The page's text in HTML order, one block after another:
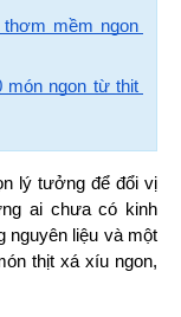
mềm ngon
món ngon từ thịt
lý tưởng để đổi vị
ai chưa có kinh
nguyên liệu và một
thịt xá xíu ngon,